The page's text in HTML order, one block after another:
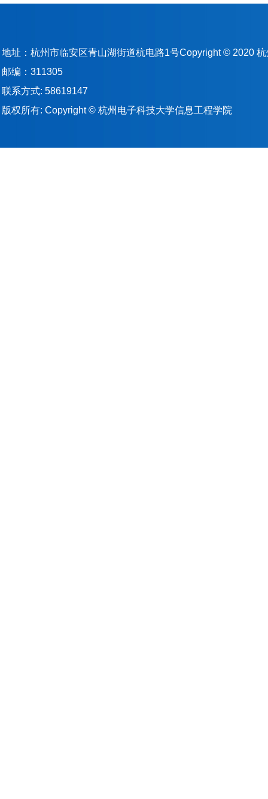
地址：杭州市临安区青山湖街道杭电路1号Copyright © 2020
邮编：311305
联系方式: 58619147
版权所有: Copyright © 杭州电子科技大学信息工程学院